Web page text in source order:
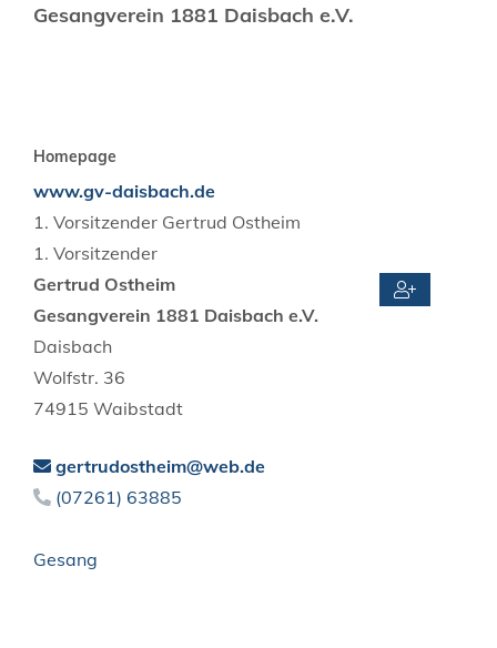
Gesangverein 1881 Daisbach e.V.
Homepage
www.gv-daisbach.de
1. Vorsitzender Gertrud Ostheim
1. Vorsitzender
Gertrud Ostheim
Gesangverein 1881 Daisbach e.V.
Daisbach
Wolfstr. 36
74915 Waibstadt
gertrudostheim@web.de
(07261) 63885
Gesang